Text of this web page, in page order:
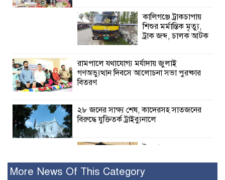
কালিগঞ্জে ট্রাকচাপায়
শিশুর মর্মান্তিক মৃত্যু,
ট্রাক জব্দ, চালক আটক
রামপালে যথাযোগ্য মর্যাদায় জুলাই
গণঅভ্যুত্থান দিবসে আলোচনা সভা পুরষ্কার
বিতরণ
২৮ জনের সাক্ষ্য শেষ, কাদেরসহ সাতজনের
বিরুদ্ধে যুক্তিতর্ক ট্রাইব্যুনালে
ইসলামের সবচেয়ে
নুর
More News Of This Category